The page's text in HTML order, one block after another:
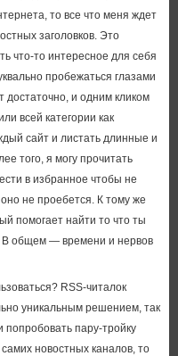
то все что меня ждет
заголовков. Это
что-то интересное для себя
пробежаться глазами
достаточно, и одним кликом
всей категории как
сайт и листать длинные и
того, я могу прочитать
в избранное чтобы не
не проебется. К тому же
помогает найти то что ты
В общем — времени и нервов
RSS-читалок
уникальным решением, так
попробовать пару-тройку
новостных каналов, то